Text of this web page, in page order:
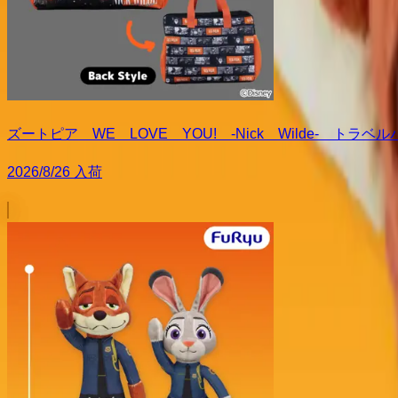
ズートピア WE LOVE YOU! -Nick Wilde- トラベル
2026/8/26 入荷